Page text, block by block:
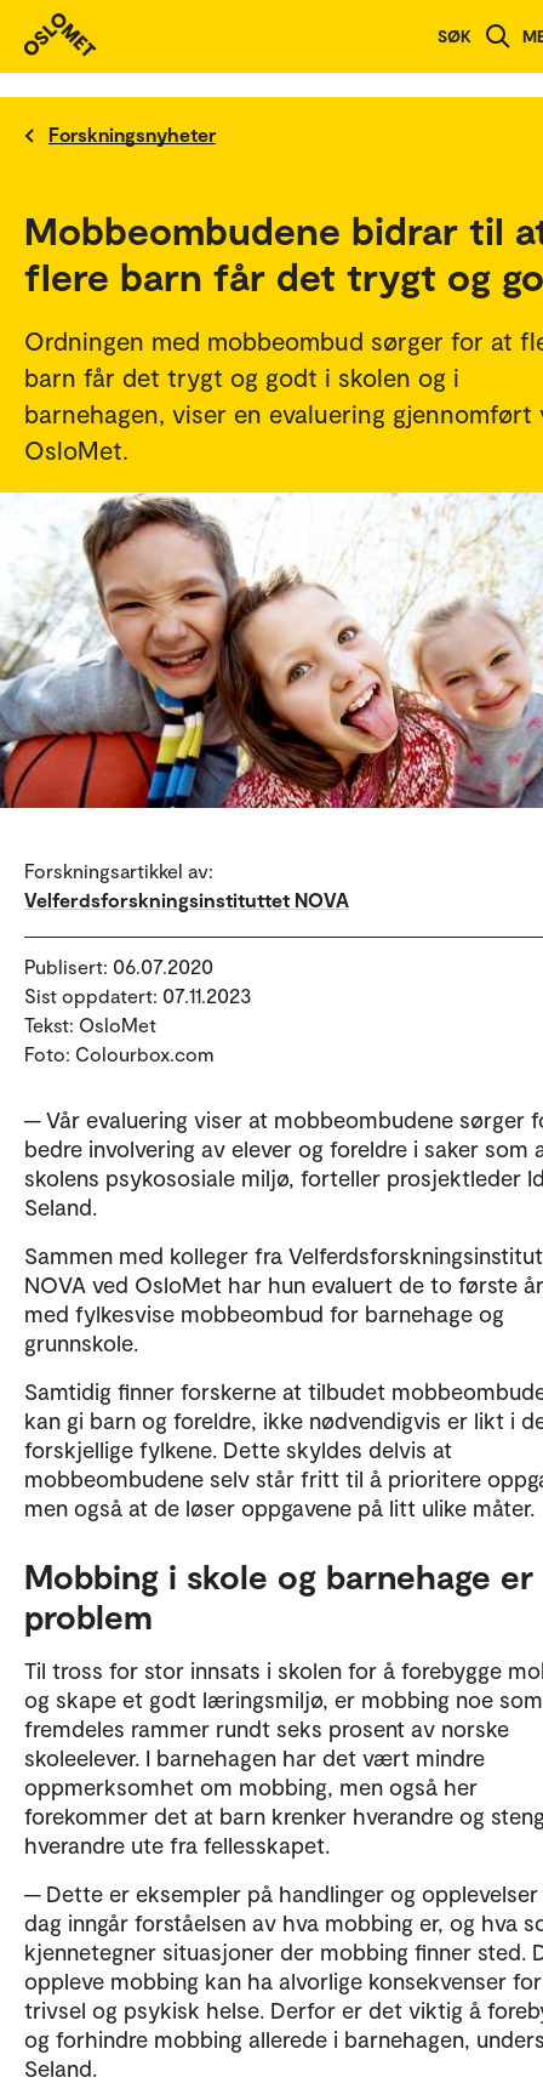
SØK
Forskningsnyheter
Mobbeombudene bidrar til
flere barn får det trygt og
Ordningen med mobbeombud sørger for at
barn får det trygt og godt i skolen og i
barnehagen, viser en evaluering gjennomført
OsloMet.
Forskningsartikkel av:
Velferdsforskningsinstituttet NOVA
Publisert: 06.07.2020
Sist oppdatert: 07.11.2023
Tekst: OsloMet
Foto: Colourbox.com
─ Vår evaluering viser at mobbeombudene sørger
bedre involvering av elever og foreldre i saker som
skolens psykososiale miljø, forteller prosjektleder
Seland.
Sammen med kolleger fra
NOVA ved OsloMet har hun evaluert de to første
med fylkesvise mobbeombud for barnehage og
grunnskole.
Samtidig finner forskerne at tilbudet
kan gi barn og foreldre, ikke nødvendigvis er likt i
forskjellige fylkene. Dette skyldes delvis at
mobbeombudene selv står fritt til å prioritere
men også at de løser oppgavene på litt ulike måter.
Mobbing i skole og barnehage
problem
Til tross for stor innsats i skolen for å forebygge
og skape et godt læringsmiljø, er mobbing noe som
fremdeles rammer rundt seks prosent av norske
skoleelever. I barnehagen har det vært mindre
oppmerksomhet om mobbing, men også her
forekommer det at barn krenker hverandre og
hverandre ute fra fellesskapet.
─ Dette er eksempler på handlinger og
dag inngår forståelsen av hva mobbing er, og hva
kjennetegner situasjoner der mobbing finner sted.
oppleve mobbing kan ha alvorlige konsekvenser for
trivsel og psykisk helse. Derfor er det viktig å
og forhindre mobbing allerede i barnehagen,
Seland.